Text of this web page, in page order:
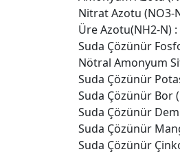
Nitrat Azotu (NO3-
Üre Azotu(NH2-N) :
Suda Çözünür
Nötral Amonyum
Suda Çözünür
Suda Çözünür Bor
Suda Çözünür
Suda Çözünür
Suda Çözünür